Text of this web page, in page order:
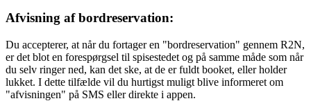
Afvisning af bordreservation:
Du accepterer, at når du fortager en "bordreservation" gennem R2N,
er det blot en forespørgsel til spisestedet og på samme måde som når
du selv ringer ned, kan det ske, at de er fuldt booket, eller holder
lukket. I dette tilfælde vil du hurtigst muligt blive informeret om
"afvisningen" på SMS eller direkte i appen.